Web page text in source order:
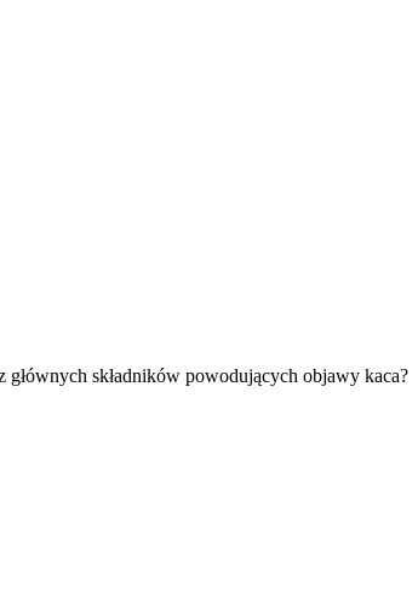
składników powodujących objawy kaca?